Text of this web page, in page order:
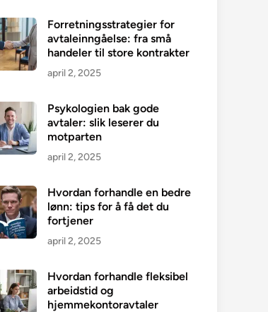
Forretningsstrategier for
avtaleinngåelse: fra små
handeler til store kontrakter
april 2, 2025
Psykologien bak gode
avtaler: slik leserer du
motparten
april 2, 2025
Hvordan forhandle en bedre
lønn: tips for å få det du
fortjener
april 2, 2025
Hvordan forhandle fleksibel
arbeidstid og
hjemmekontoravtaler